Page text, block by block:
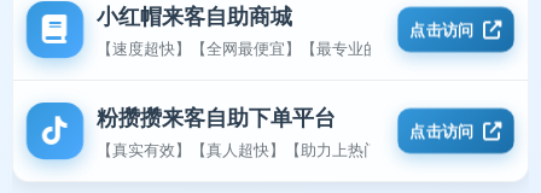
小红帽来客自助商城
【速度超快】【全网最便宜】【最专业的平台】
点击访问
粉攒攒来客自助下单平台
【真实有效】【真人超快】【助力上热门】
点击访问